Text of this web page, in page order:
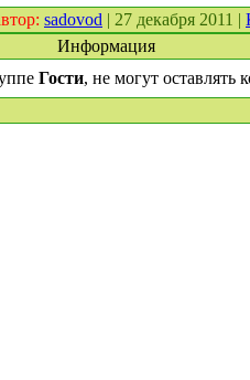
sadovod | 27 декабря 2011 |
Информация
Гости, не могут оставлять